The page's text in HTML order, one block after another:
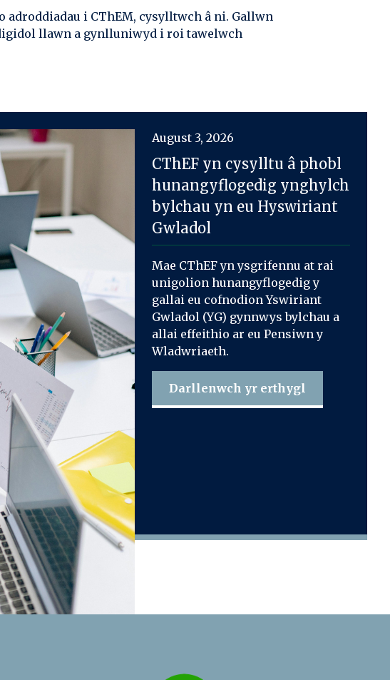
i CThEM, cysylltwch â ni. Gallwn
llawn a gynlluniwyd i roi tawelwch
August 3, 2026
CThEF yn cysylltu â phobl
hunangyflogedig ynghylch
bylchau yn eu Hyswiriant
Gwladol
Mae CThEF yn ysgrifennu at rai
unigolion hunangyflogedig y
gallai eu cofnodion Yswiriant
Gwladol (YG) gynnwys bylchau a
allai effeithio ar eu Pensiwn y
Wladwriaeth.
Darllenwch yr erthygl